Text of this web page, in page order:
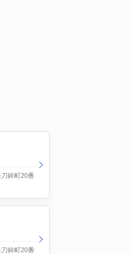
鉾町20番地
鉾町20番地